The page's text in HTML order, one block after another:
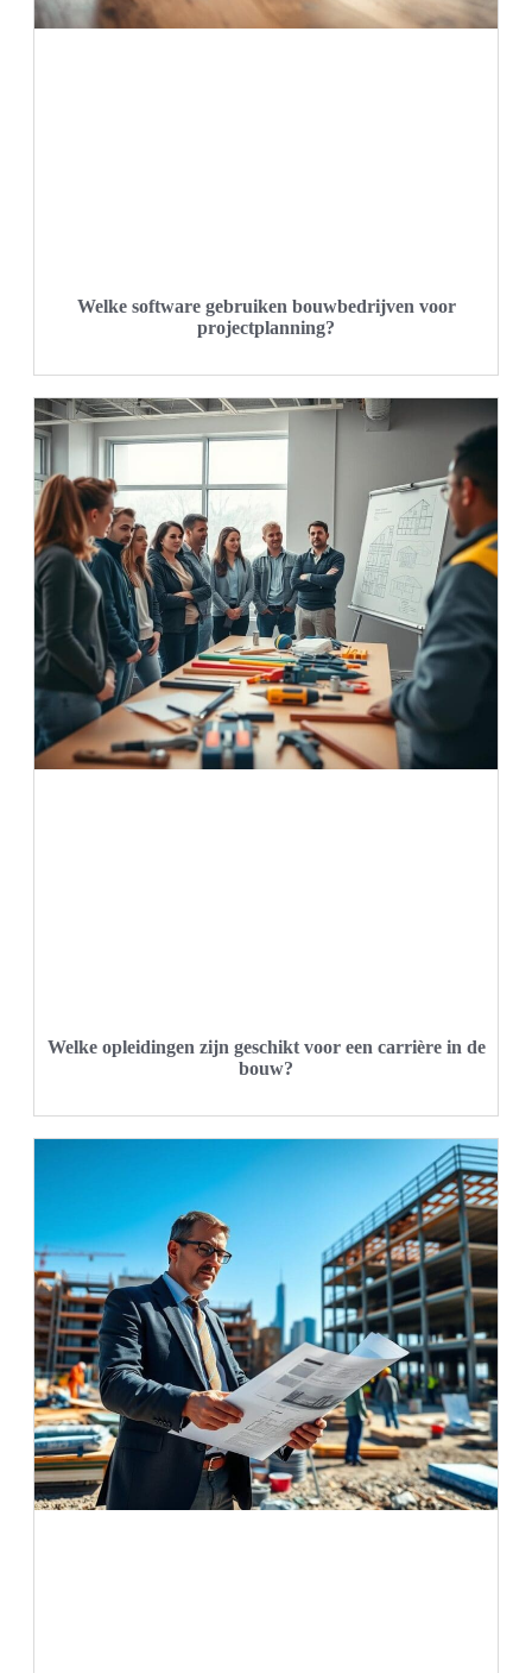
Welke software gebruiken bouwbedrijven voor
projectplanning?
Welke opleidingen zijn geschikt voor een carrière in de
bouw?